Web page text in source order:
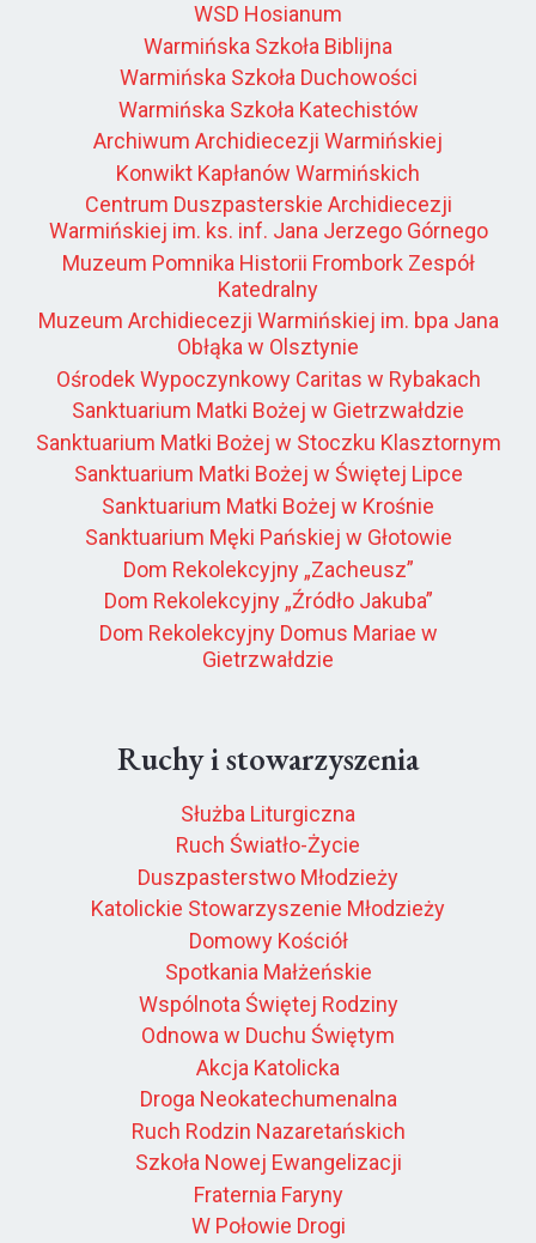
WSD Hosianum
Warmińska Szkoła Biblijna
Warmińska Szkoła Duchowości
Warmińska Szkoła Katechistów
Archiwum Archidiecezji Warmińskiej
Konwikt Kapłanów Warmińskich
Centrum Duszpasterskie Archidiecezji
Warmińskiej im. ks. inf. Jana Jerzego Górnego
Muzeum Pomnika Historii Frombork Zespół
Katedralny
Muzeum Archidiecezji Warmińskiej im. bpa Jana
Obłąka w Olsztynie
Ośrodek Wypoczynkowy Caritas w Rybakach
Sanktuarium Matki Bożej w Gietrzwałdzie
Sanktuarium Matki Bożej w Stoczku Klasztornym
Sanktuarium Matki Bożej w Świętej Lipce
Sanktuarium Matki Bożej w Krośnie
Sanktuarium Męki Pańskiej w Głotowie
Dom Rekolekcyjny „Zacheusz”
Dom Rekolekcyjny „Źródło Jakuba”
Dom Rekolekcyjny Domus Mariae w
Gietrzwałdzie
Ruchy i stowarzyszenia
Służba Liturgiczna
Ruch Światło-Życie
Duszpasterstwo Młodzieży
Katolickie Stowarzyszenie Młodzieży
Domowy Kościół
Spotkania Małżeńskie
Wspólnota Świętej Rodziny
Odnowa w Duchu Świętym
Akcja Katolicka
Droga Neokatechumenalna
Ruch Rodzin Nazaretańskich
Szkoła Nowej Ewangelizacji
Fraternia Faryny
W Połowie Drogi